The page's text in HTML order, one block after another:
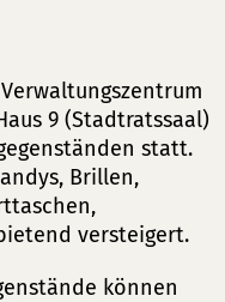
9 (Stadtratssaal)
statt.
Brillen,
versteigert.
können